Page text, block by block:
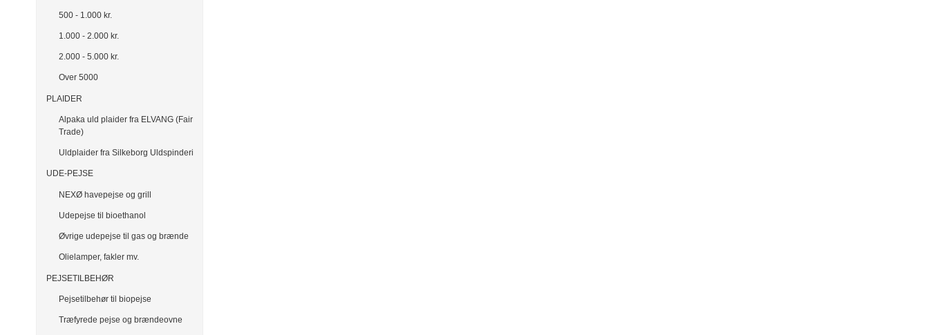
500 - 1.000 kr.
1.000 - 2.000 kr.
2.000 - 5.000 kr.
Over 5000
PLAIDER
Alpaka uld plaider fra ELVANG (Fair
Trade)
Uldplaider fra Silkeborg Uldspinderi
UDE-PEJSE
NEXØ havepejse og grill
Udepejse til bioethanol
Øvrige udepejse til gas og brænde
Olielamper, fakler mv.
PEJSETILBEHØR
Pejsetilbehør til biopejse
Træfyrede pejse og brændeovne